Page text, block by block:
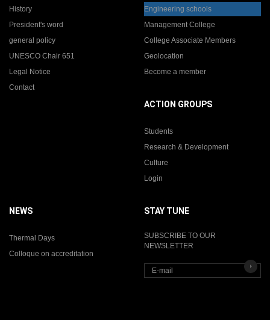
History
President's word
general policy
UNESCO Chair 651
Legal Notice
Contact
Engineering schools
Management College
College Associate Members
Geolocation
Become a member
ACTION GROUPS
Students
Research & Development
Culture
Login
NEWS
Thermal Days
Colloque on accreditation
STAY TUNE
SUBSCRIBE TO OUR
NEWSLETTER